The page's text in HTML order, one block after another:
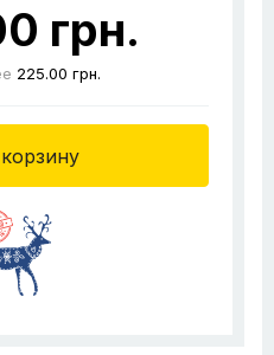
грн.
225.00 грн.